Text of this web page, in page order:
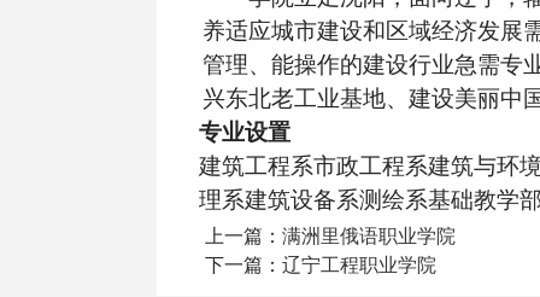
养适应城市建设和区域经济发展
管理、能操作的建设行业急需专
兴东北老工业基地、建设美丽中
专业设置
建筑工程系市政工程系建筑与环
理系建筑设备系测绘系基础教学
上一篇： 满洲里俄语职业学院
下一篇： 辽宁工程职业学院